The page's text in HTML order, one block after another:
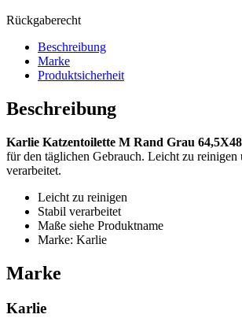
Rückgaberecht
Beschreibung
Marke
Produktsicherheit
Beschreibung
Karlie Katzentoilette M Rand Grau
für den täglichen Gebrauch. Leicht zu reinigen
verarbeitet.
Leicht zu reinigen
Stabil verarbeitet
Maße siehe Produktname
Marke: Karlie
Marke
Karlie